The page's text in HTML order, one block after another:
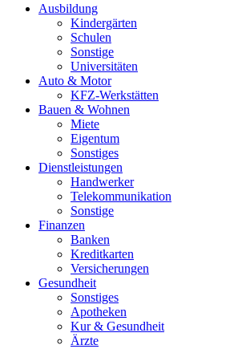
Ausbildung
Kindergärten
Schulen
Sonstige
Universitäten
Auto & Motor
KFZ-Werkstätten
Bauen & Wohnen
Miete
Eigentum
Sonstiges
Dienstleistungen
Handwerker
Telekommunikation
Sonstige
Finanzen
Banken
Kreditkarten
Versicherungen
Gesundheit
Sonstiges
Apotheken
Kur & Gesundheit
Ärzte